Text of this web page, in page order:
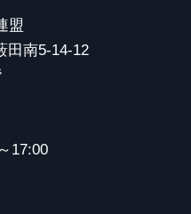
盟
田南5-14-12
17:00